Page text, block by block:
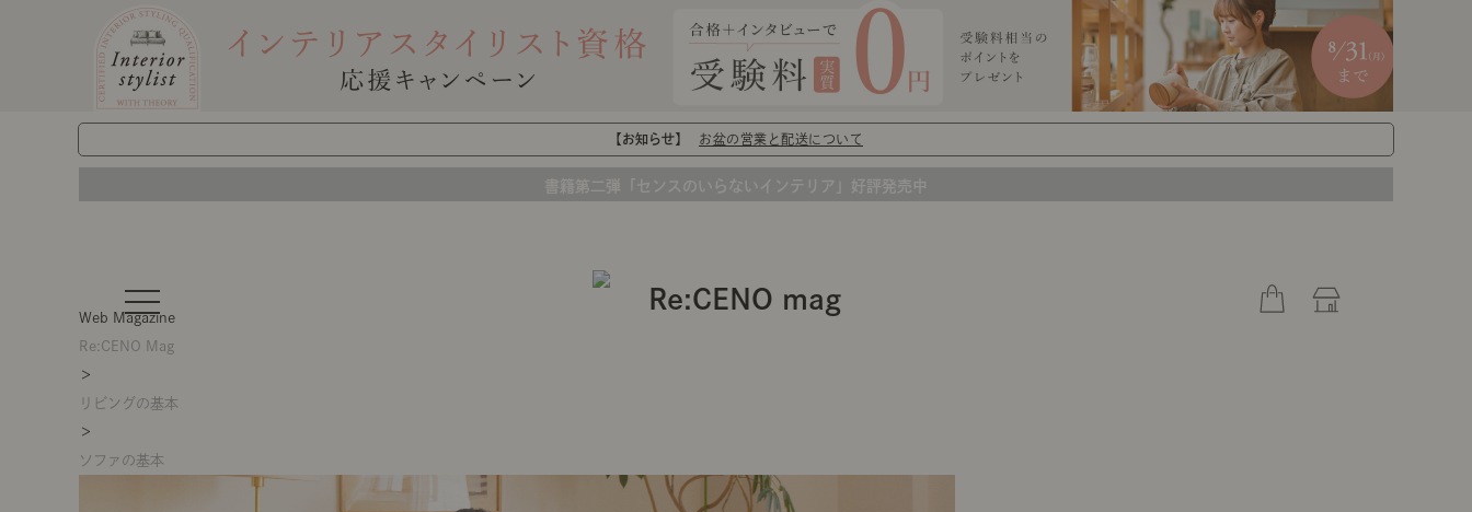
【お知らせ】 お盆の営業と配送について
書籍第二弾「センスのいらないインテリア」好評発売中
t
o
g
n
a
g
a
Web Magazine
Re:CENO Mag
＞
リビングの基本
＞
ソファの基本